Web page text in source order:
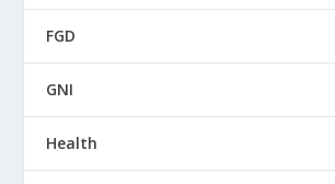
FGD
GNI
Health